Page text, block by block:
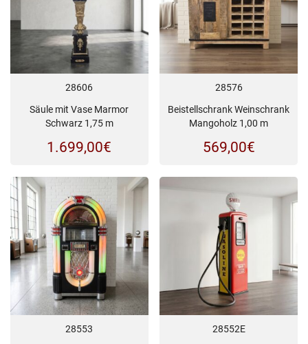
28606
Säule mit Vase Marmor
Schwarz 1,75 m
1.699,00€
28576
Beistellschrank Weinschrank
Mangoholz 1,00 m
569,00€
28553 28552E